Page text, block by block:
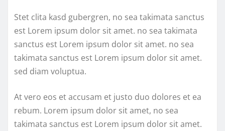
Stet clita kasd gubergren, no sea takimata sanctus
est Lorem ipsum dolor sit amet. no sea takimata
sanctus est Lorem ipsum dolor sit amet. no sea
takimata sanctus est Lorem ipsum dolor sit amet.
sed diam voluptua.
At vero eos et accusam et justo duo dolores et ea
rebum. Lorem ipsum dolor sit amet, no sea
takimata sanctus est Lorem ipsum dolor sit amet.